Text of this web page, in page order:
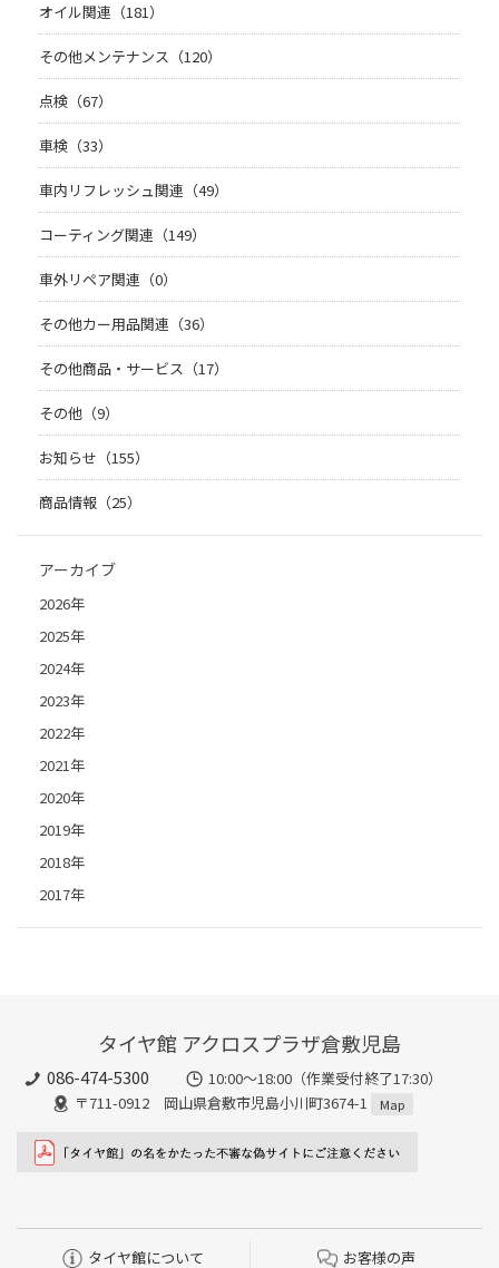
オイル関連（181）
その他メンテナンス（120）
点検（67）
車検（33）
車内リフレッシュ関連（49）
コーティング関連（149）
車外リペア関連（0）
その他カー用品関連（36）
その他商品・サービス（17）
その他（9）
お知らせ（155）
商品情報（25）
アーカイブ
2026年
2025年
2024年
2023年
2022年
2021年
2020年
2019年
2018年
2017年
タイヤ館 アクロスプラザ倉敷児島
086-474-5300
10:00〜18:00（作業受付終了17:30）
〒711-0912 岡山県倉敷市児島小川町3674-1
Map
タイヤ館について お客様の声